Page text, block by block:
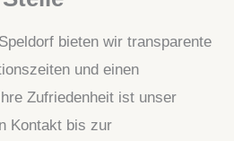
bieten wir transparente
und einen
Zufriedenheit ist unser
Kontakt bis zur